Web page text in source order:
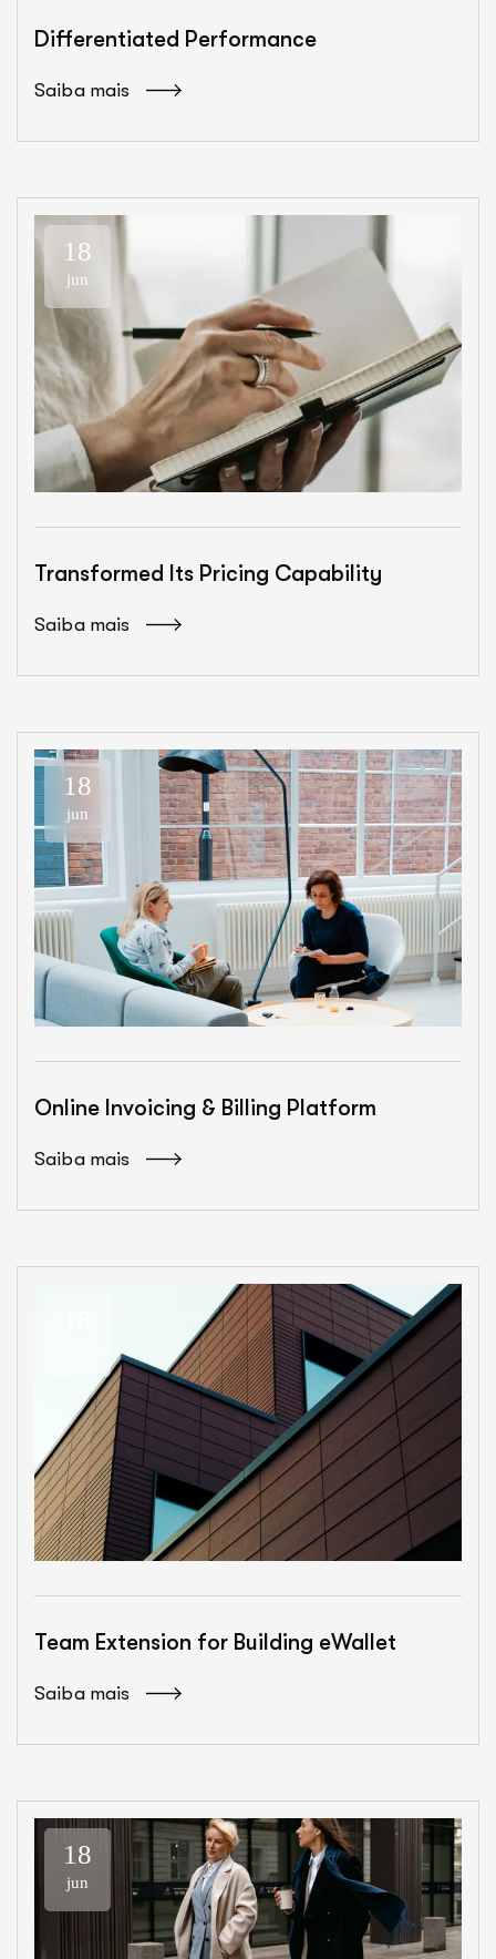
Differentiated Performance
Saiba mais
18
jun
Transformed Its Pricing Capability
Saiba mais
18
jun
Online Invoicing & Billing Platform
Saiba mais
Team Extension for Building eWallet
Saiba mais
18
jun